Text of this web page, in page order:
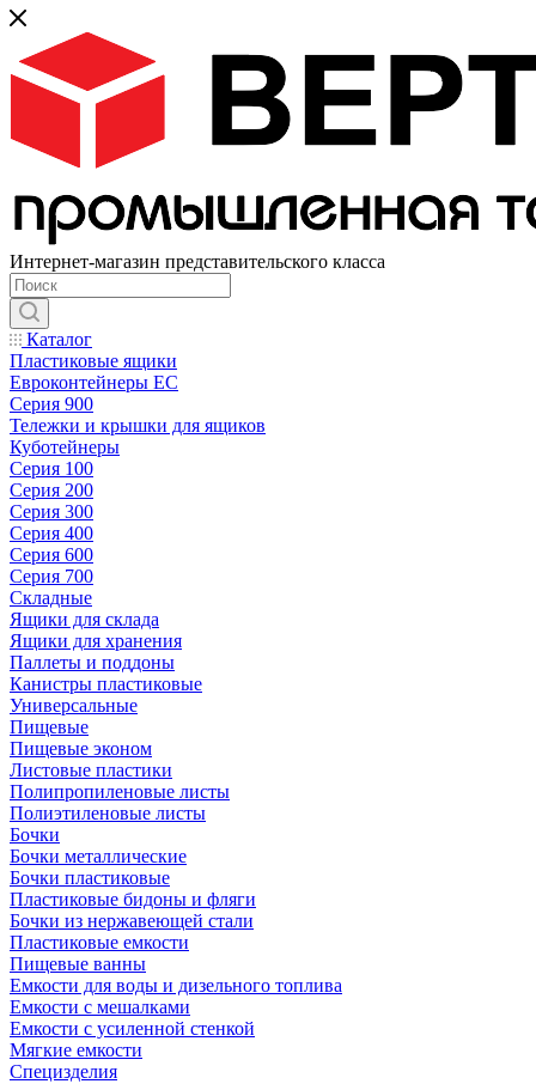
Интернет-магазин представительского класса
Каталог
Пластиковые ящики
Евроконтейнеры ЕС
Серия 900
Тележки и крышки для ящиков
Куботейнеры
Серия 100
Серия 200
Серия 300
Серия 400
Серия 600
Серия 700
Складные
Ящики для склада
Ящики для хранения
Паллеты и поддоны
Канистры пластиковые
Универсальные
Пищевые
Пищевые эконом
Листовые пластики
Полипропиленовые листы
Полиэтиленовые листы
Бочки
Бочки металлические
Бочки пластиковые
Пластиковые бидоны и фляги
Бочки из нержавеющей стали
Пластиковые емкости
Пищевые ванны
Емкости для воды и дизельного топлива
Емкости с мешалками
Емкости с усиленной стенкой
Мягкие емкости
Специзделия